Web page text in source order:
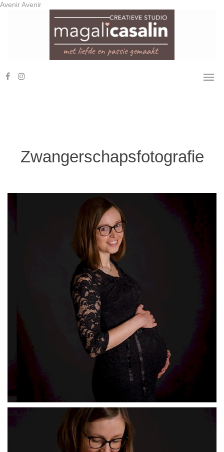
AvenirAvenir
Zwangerschapsfotografie